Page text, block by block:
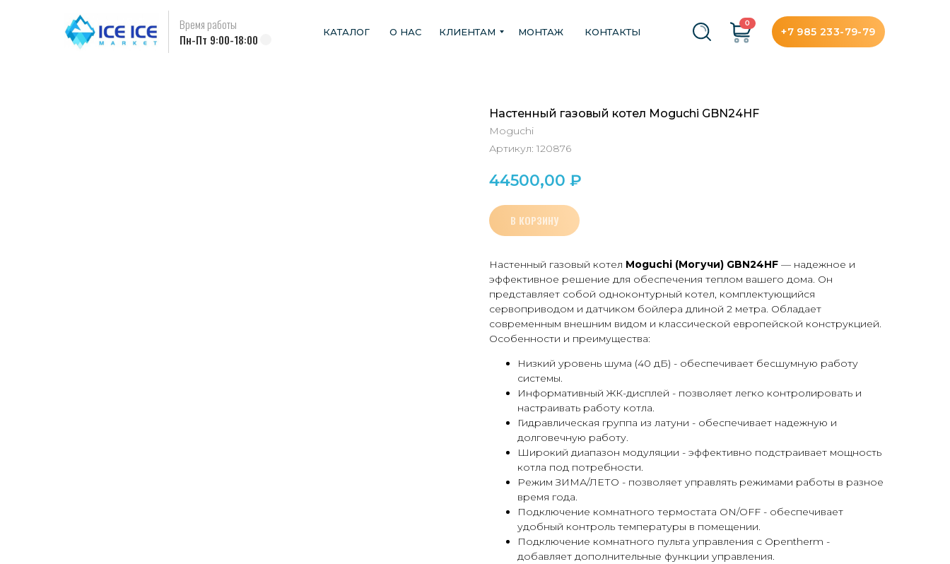
КАТАЛОГ О НАС КЛИЕНТАМ МОНТАЖ КОНТАКТЫ
0
+7 985 233-79-79
Пн-Пт 9:00-18:00
Время работы
Настенный газовый котел Moguchi GBN24НF
Moguchi
Артикул: 120876
44500,00 ₽
В КОРЗИНУ
Настенный газовый котел Moguchi (Могучи) GBN24НF — надежное и
эффективное решение для обеспечения теплом вашего дома. Он
представляет собой одноконтурный котел, комплектующийся
сервоприводом и датчиком бойлера длиной 2 метра. Обладает
современным внешним видом и классической европейской конструкцией.
Особенности и преимущества:
Низкий уровень шума (40 дБ) - обеспечивает бесшумную работу
системы.
Информативный ЖК-дисплей - позволяет легко контролировать и
настраивать работу котла.
Гидравлическая группа из латуни - обеспечивает надежную и
долговечную работу.
Широкий диапазон модуляции - эффективно подстраивает мощность
котла под потребности.
Режим ЗИМА/ЛЕТО - позволяет управлять режимами работы в разное
время года.
Подключение комнатного термостата ON/OFF - обеспечивает
удобный контроль температуры в помещении.
Подключение комнатного пульта управления с Opentherm -
добавляет дополнительные функции управления.